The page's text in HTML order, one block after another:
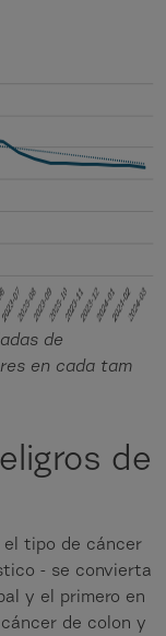
de
en cada tam
de
el tipo de cáncer
- se convierta
y el primero en
de colon y